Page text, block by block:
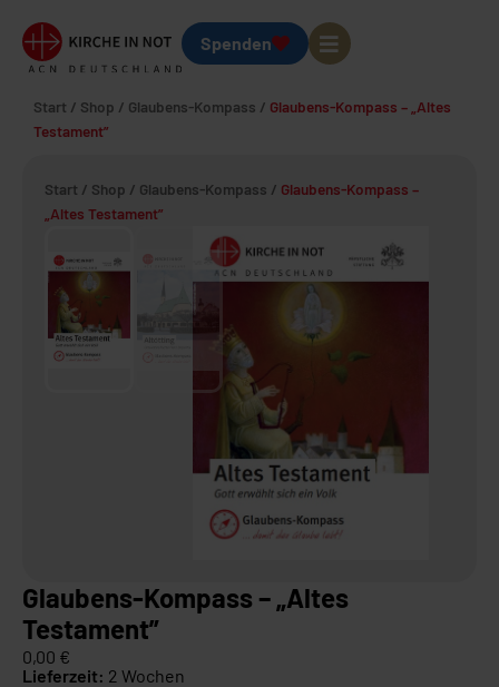
Spenden
Start / Shop / Glaubens-Kompass / Glaubens-Kompass – „Altes
Testament”
Start / Shop / Glaubens-Kompass / Glaubens-Kompass –
„Altes Testament”
Glaubens-Kompass – „Altes
Testament”
0,00 €
Lieferzeit: 2 Wochen